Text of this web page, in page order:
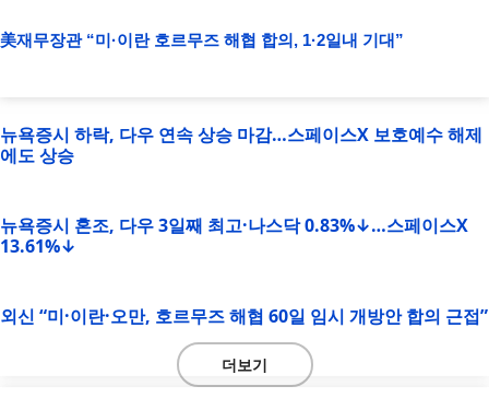
美재무장관 “미·이란 호르무즈 해협 합의, 1·2일내 기대”
뉴욕증시 하락, 다우 연속 상승 마감…스페이스X 보호예수 해제
에도 상승
뉴욕증시 혼조, 다우 3일째 최고·나스닥 0.83%↓…스페이스X
13.61%↓
외신 “미·이란·오만, 호르무즈 해협 60일 임시 개방안 합의 근접”
더보기